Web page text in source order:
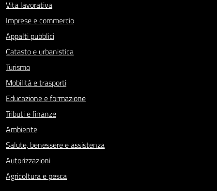
Vita lavorativa
Imprese e commercio
Appalti pubblici
Catasto e urbanistica
Turismo
Mobilità e trasporti
Educazione e formazione
Tributi e finanze
Ambiente
Salute, benessere e assistenza
Autorizzazioni
Agricoltura e pesca